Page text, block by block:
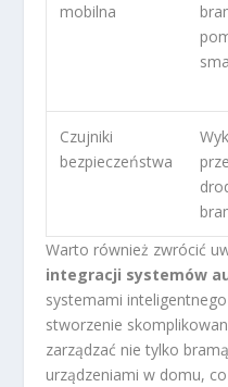
mobilna
Czujniki
bezpieczeństwa
Warto również zwrócić
integracji systemów
systemami
stworzenie
zarządzać nie tylko
urządzeniami w domu,